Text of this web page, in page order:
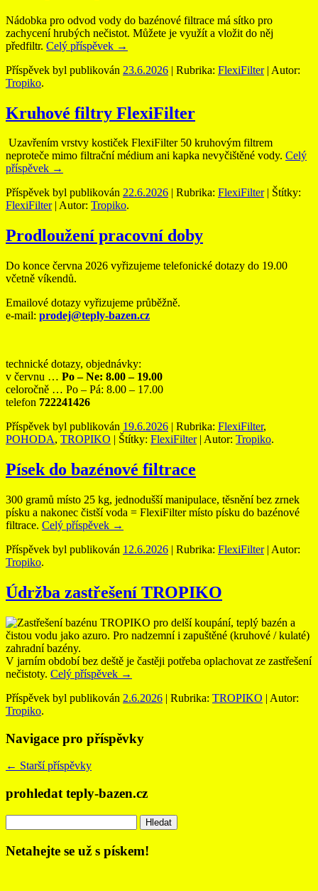
Nádobka pro odvod vody do bazénové filtrace má sítko pro
zachycení hrubých nečistot. Můžete je využít a vložit do něj
předfiltr. Celý příspěvek →
Příspěvek byl publikován 23.6.2026 | Rubrika: FlexiFilter| Autor:
Tropiko.
Kruhové filtry FlexiFilter
Uzavřením vrstvy kostiček FlexiFilter 50 kruhovým filtrem
neproteče mimo filtrační médium ani kapka nevyčištěné vody. Celý
příspěvek →
Příspěvek byl publikován 22.6.2026 | Rubrika: FlexiFilter| Štítky:
FlexiFilter| Autor: Tropiko.
Prodloužení pracovní doby
Do konce června 2026 vyřizujeme telefonické dotazy do 19.00
včetně víkendů.
Emailové dotazy vyřizujeme průběžně.
e-mail: prodej@teply-bazen.cz
technické dotazy, objednávky:
v červnu … Po – Ne: 8.00 – 19.00
celoročně … Po – Pá: 8.00 – 17.00
telefon 722241426
Příspěvek byl publikován 19.6.2026 | Rubrika: FlexiFilter,
POHODA, TROPIKO | Štítky: FlexiFilter| Autor: Tropiko.
Písek do bazénové filtrace
300 gramů místo 25 kg, jednodušší manipulace, těsnění bez zrnek
písku a nakonec čistší voda = FlexiFilter místo písku do bazénové
filtrace. Celý příspěvek →
Příspěvek byl publikován 12.6.2026 | Rubrika: FlexiFilter| Autor:
Tropiko.
Údržba zastřešení TROPIKO
V jarním období bez deště je častěji potřeba oplachovat ze zastřešení
nečistoty. Celý příspěvek →
Příspěvek byl publikován 2.6.2026 | Rubrika: TROPIKO | Autor:
Tropiko.
Navigace pro příspěvky
← Starší příspěvky
prohledat teply-bazen.cz
Netahejte se už s pískem!